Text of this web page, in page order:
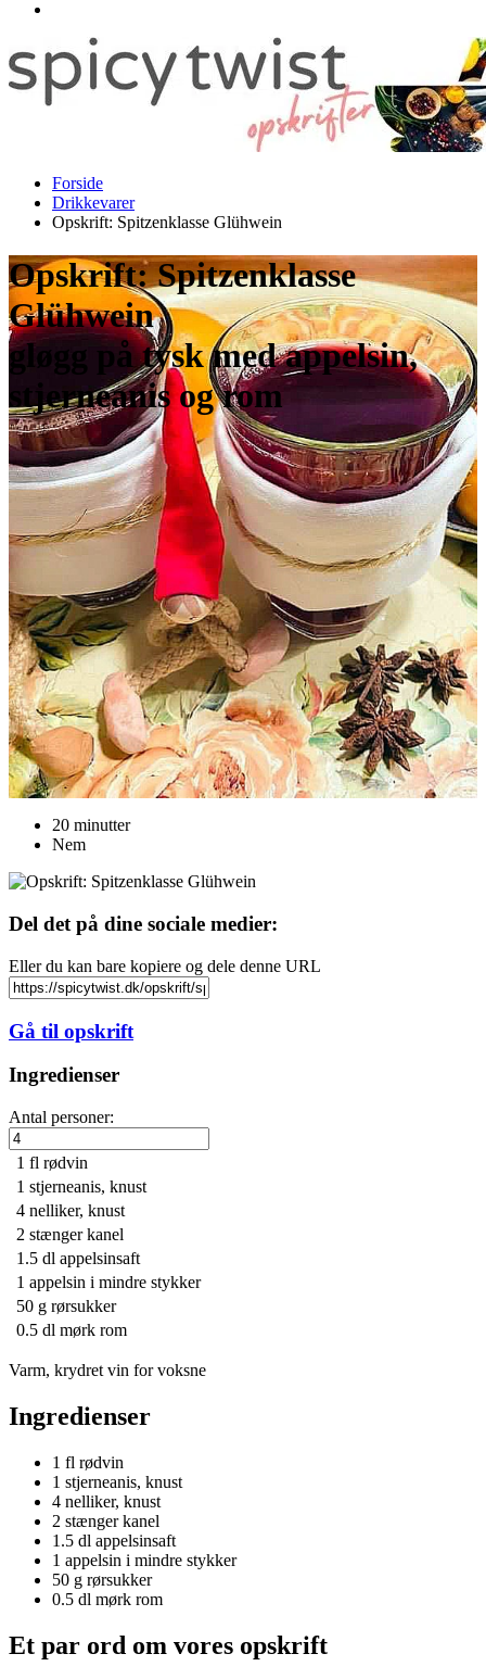
Forside
Drikkevarer
Opskrift: Spitzenklasse Glühwein
Opskrift: Spitzenklasse
Glühwein
gløgg på tysk med appelsin,
stjerneanis og rom
20 minutter
Nem
Del det på dine sociale medier:
Eller du kan bare kopiere og dele denne URL
Gå til opskrift
Ingredienser
Antal personer:
1 fl rødvin
1 stjerneanis, knust
4 nelliker, knust
2 stænger kanel
1.5 dl appelsinsaft
1 appelsin i mindre stykker
50 g rørsukker
0.5 dl mørk rom
Varm, krydret vin for voksne
Ingredienser
1 fl rødvin
1 stjerneanis, knust
4 nelliker, knust
2 stænger kanel
1.5 dl appelsinsaft
1 appelsin i mindre stykker
50 g rørsukker
0.5 dl mørk rom
Et par ord om vores opskrift